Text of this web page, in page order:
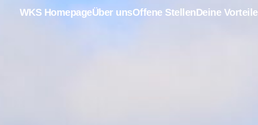
WKS HomepageÜber unsOffene StellenDeine Vorteile